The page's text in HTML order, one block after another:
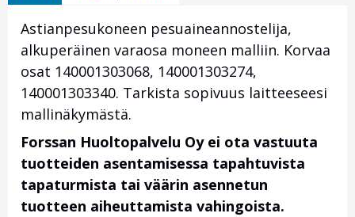
Astianpesukoneen pesuaineannostelija,
alkuperäinen varaosa moneen malliin. Korvaa
osat 140001303068, 140001303274,
140001303340. Tarkista sopivuus laitteeseesi
mallinäkymästä.
Forssan Huoltopalvelu Oy ei ota vastuuta
tuotteiden asentamisessa tapahtuvista
tapaturmista tai väärin asennetun
tuotteen aiheuttamista vahingoista.